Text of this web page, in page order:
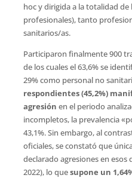
hoc y dirigida a la totalidad de
profesionales), tanto
sanitarios/as.
Participaron finalmente 900
de los cuales el 63,6% se
29% como personal no
respondientes (45,2%)
agresión en el periodo
incompletos, la prevalencia
43,1%. Sin embargo, al
oficiales, se constató que
declarado agresiones en esos
2022), lo quesupone un